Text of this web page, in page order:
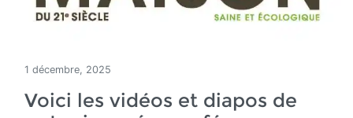
1 décembre, 2025
Voici les vidéos et diapos de